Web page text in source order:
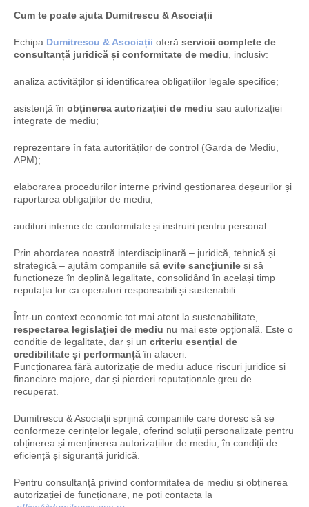
Cum te poate ajuta Dumitrescu & Asociații
Echipa Dumitrescu & Asociații oferă servicii complete de
consultanță juridică și conformitate de mediu , inclusiv:
analiza activităților și identificarea obligațiilor legale specifice;
asistență în obținerea autorizației de mediu sau autorizației
integrate de mediu;
reprezentare în fața autorităților de control (Garda de Mediu,
APM);
elaborarea procedurilor interne privind gestionarea deșeurilor și
raportarea obligațiilor de mediu;
audituri interne de conformitate și instruiri pentru personal.
Prin abordarea noastră interdisciplinară – juridică, tehnică și
strategică – ajutăm companiile să evite sancțiunile și să
funcționeze în deplină legalitate, consolidând în același timp
reputația lor ca operatori responsabili și sustenabili.
Într-un context economic tot mai atent la sustenabilitate,
respectarea legislației de mediu nu mai este opțională. Este o
condiție de legalitate, dar și un criteriu esențial de
credibilitate și performanță în afaceri.
Funcționarea fără autorizație de mediu aduce riscuri juridice și
financiare majore, dar și pierderi reputaționale greu de
recuperat.
Dumitrescu & Asociații sprijină companiile care doresc să se
conformeze cerințelor legale, oferind soluții personalizate pentru
obținerea și menținerea autorizațiilor de mediu, în condiții de
eficiență și siguranță juridică.
Pentru consultanță privind conformitatea de mediu și obținerea
autorizației de funcționare, ne poți contacta la